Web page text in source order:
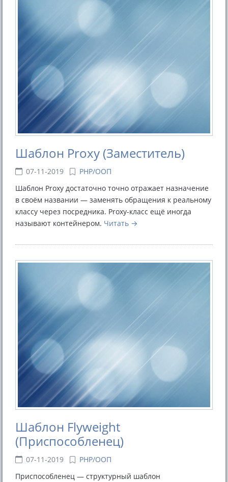
Шаблон Proxy (Заместитель)
07-11-2019
PHP/ООП
Шаблон Proxy достаточно точно отражает назначение
в своём названии — заменять обращения к реальному
классу через посредника. Proxy-класс ещё иногда
называют контейнером. Читать
Шаблон Flyweight
(Приспособленец)
07-11-2019
PHP/ООП
Приспособленец — структурный шаблон